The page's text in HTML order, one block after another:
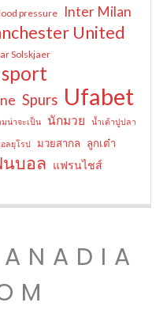
pressure Inter Milan
United
Solskjaer
sport
Spurs Ufabet
น่าจะเป็น นักมวย น้ำเต้าปูปลา
ลยุโรป มวยสากล ลูกเต๋า
บอล แฟรนไชส์